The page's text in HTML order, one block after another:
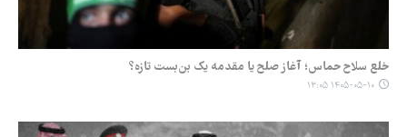
خلع سلاح حماس؛ آغاز صلح یا مقدمه یک بن‌بست تازه؟
۱۴۰۵-۰۵-۱۰ ۱۳:۰۵